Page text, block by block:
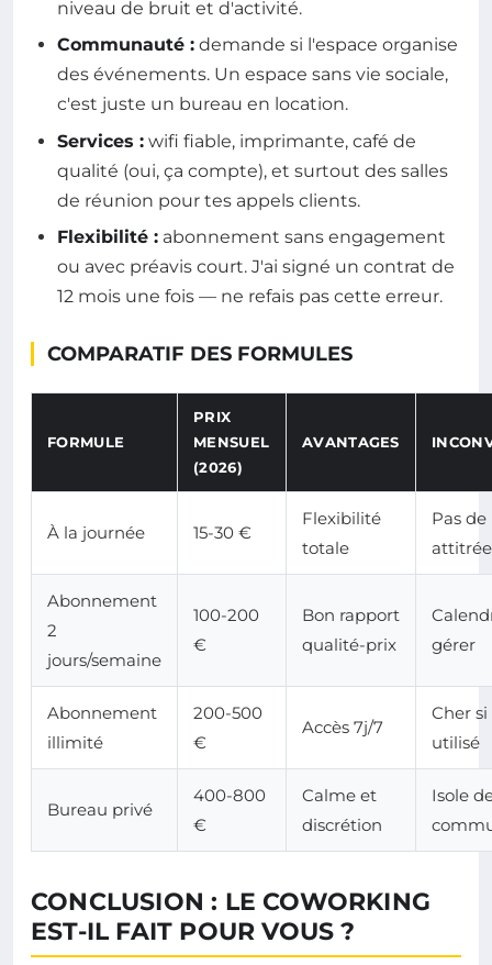
niveau de bruit et d'activité.
Communauté : demande si l'espace organise
des événements. Un espace sans vie sociale,
c'est juste un bureau en location.
Services : wifi fiable, imprimante, café de
qualité (oui, ça compte), et surtout des salles
de réunion pour tes appels clients.
Flexibilité : abonnement sans engagement
ou avec préavis court. J'ai signé un contrat de
12 mois une fois — ne refais pas cette erreur.
COMPARATIF DES FORMULES
FORMULE
PRIX
MENSUEL
(2026)
AVANTAGES
À la journée 15-30 €
Flexibilité
totale
Pas de
attitrée
Abonnement
2
jours/semaine
100-200
€
Bon rapport
qualité-prix
gérer
Abonnement
illimité
200-500
€
Accès 7j/7
Cher
utilisé
Bureau privé
400-800
€
Calme et
discrétion
Isole
CONCLUSION : LE COWORKING
EST-IL FAIT POUR VOUS ?